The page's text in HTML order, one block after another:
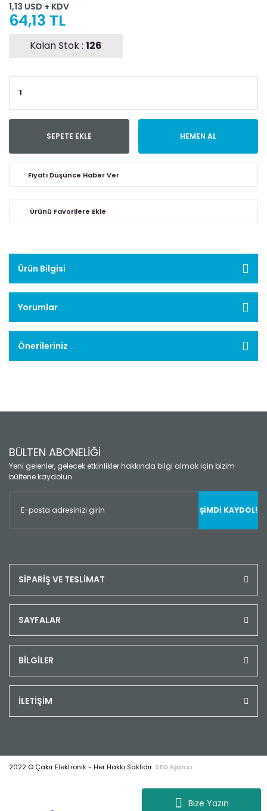
Bize Yazın
1,13 USD + KDV
64,13 TL
Kalan Stok : 126
SEPETE EKLE HEMEN AL
Fiyatı Düşünce Haber Ver
Ürün Bilgisi
Yorumlar
Önerileriniz
BÜLTEN ABONELİĞİ
Yeni gelenler, gelecek etkinlikler hakkında bilgi almak için bizim
bültene kaydolun.
ŞİMDİ KAYDOL!
SİPARİŞ VE TESLİMAT
SAYFALAR
BİLGİLER
İLETİŞİM
2022 © Çakır Elektronik - Her Hakkı Saklıdır. SEO Ajansı